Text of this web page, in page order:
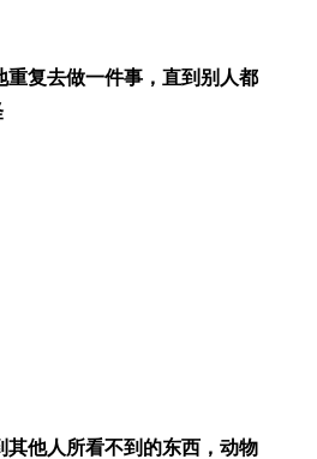
重复去做一件事，直到别人都
其他人所看不到的东西，动物